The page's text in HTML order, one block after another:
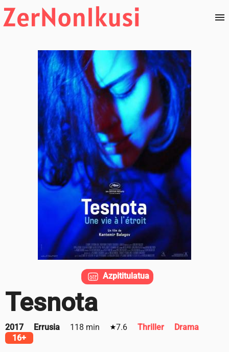
Tesnota
2017 Errusia 118 min 7.6 Thriller
Drama
16+
Azpititulatua